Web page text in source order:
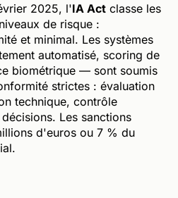
2025, l'IA Act classe les
de risque :
et minimal. Les systèmes
automatisé, scoring de
biométrique — sont soumis
strictes : évaluation
technique, contrôle
Les sanctions
d'euros ou 7 % du